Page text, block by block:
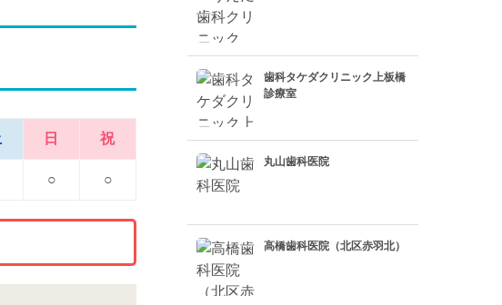
日 祝
○ ○
歯科タケダクリニック上板橋
診療室
丸山歯科医院
高橋歯科医院（北区赤羽北）